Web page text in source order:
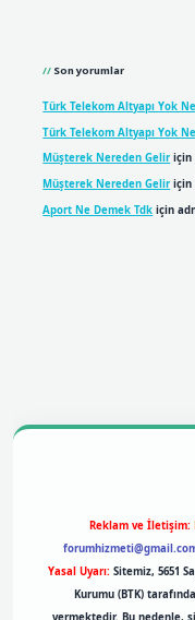
Son yorumlar
Türk Telekom Altyapı Yok
Türk Telekom Altyapı Yok
Müşterek Nereden Geliriçin
Müşterek Nereden Geliriçin
Aport Ne Demek Tdk için
Reklam ve İletişim:
Yasal Uyarı: Sitemiz, 5651
Kurumu (BTK)